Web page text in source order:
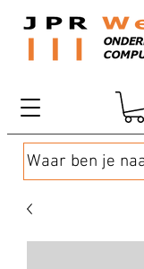
Waar ben je